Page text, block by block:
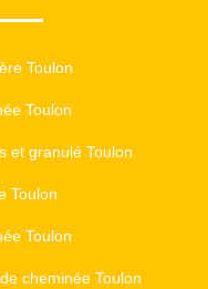
Toulon
Toulon
et granulé Toulon
Toulon
Toulon
cheminée Toulon